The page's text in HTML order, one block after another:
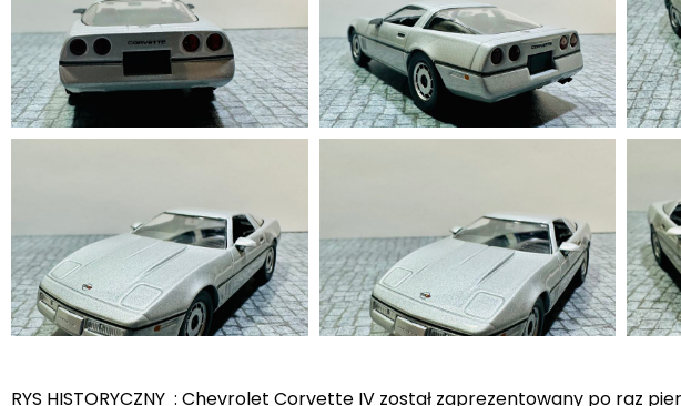
RYS HISTORYCZNY : Chevrolet Corvette IV został zaprezentowany po raz